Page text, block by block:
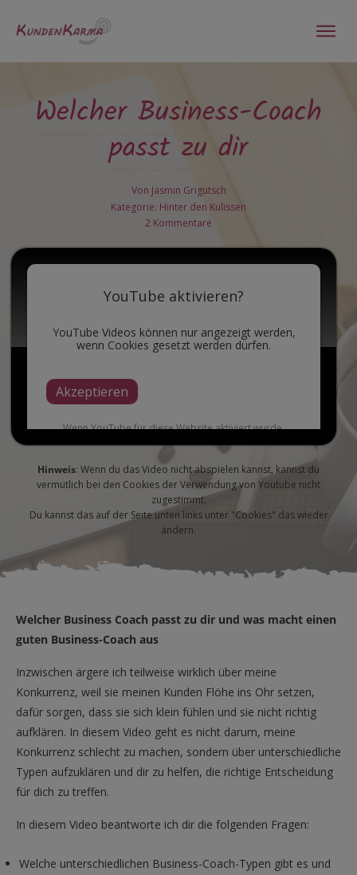
Welcher Business-Coach
passt zu dir
Von Jasmin Grigutsch
Kategorie: Hinter den Kulissen
2 Kommentare
YouTube aktivieren?
YouTube Videos können nur angezeigt werden,
wenn Cookies gesetzt werden dürfen.
Akzeptieren
Wenn YouTube für diese Website aktiviert wurde,
Mehr dazu in der Datenschutzerklärung von YouTube:
hier
Hinweis: Wenn du das Video nicht abspielen kannst, kannst du
vermutlich bei den Cookies der Verwendung von Youtube nicht
zugestimmt.
Du kannst das auf der Seite unten links unter "Cookies" das wieder
ändern.
Welcher Business Coach passt zu dir und was macht einen
guten Business-Coach aus
Inzwischen ärgere ich teilweise wirklich über meine
Konkurrenz, weil sie meinen Kunden Flöhe ins Ohr setzen,
dafür sorgen, dass sie sich klein fühlen und sie nicht richtig
aufklären. In diesem Video geht es nicht darum, meine
Konkurrenz schlecht zu machen, sondern über unterschiedliche
Typen aufzuklären und dir zu helfen, die richtige Entscheidung
für dich zu treffen.
In diesem Video beantworte ich dir die folgenden Fragen:
Welche unterschiedlichen Business-Coach-Typen gibt es und